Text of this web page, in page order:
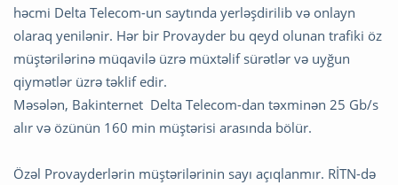
həcmi Delta Telecom-un saytında yerləşdirilib və onlayn
olaraq yenilənir. Hər bir Provayder bu qeyd olunan trafiki öz
müştərilərinə müqavilə üzrə müxtəlif sürətlər və uyğun
qiymətlər üzrə təklif edir.
Məsələn, Bakinternet Delta Telecom-dan təxminən 25 Gb/s
alır və özünün 160 min müştərisi arasında bölür.
Özəl Provayderlərin müştərilərinin sayı açıqlanmır. RİTN-də